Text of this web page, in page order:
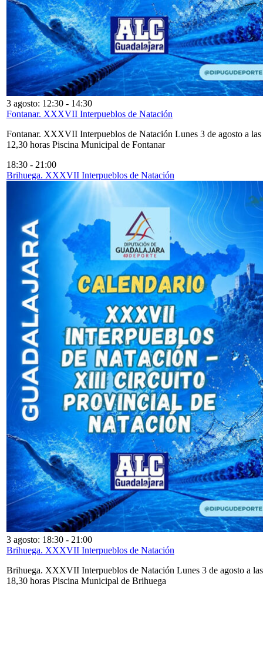
3 agosto: 12:30 - 14:30
Fontanar. XXXVII Interpueblos de Natación
Fontanar. XXXVII Interpueblos de Natación Lunes 3 de agosto a las
12,30 horas Piscina Municipal de Fontanar
18:30 - 21:00
Brihuega. XXXVII Interpueblos de Natación
3 agosto: 18:30 - 21:00
Brihuega. XXXVII Interpueblos de Natación
Brihuega. XXXVII Interpueblos de Natación Lunes 3 de agosto a las
18,30 horas Piscina Municipal de Brihuega